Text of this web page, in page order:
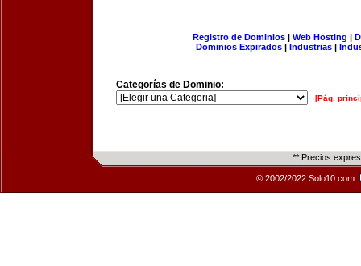
Registro de Dominios| Web Hosting |
Dominios Expirados | Industrias |
Categorías de Dominio:
[Pág.
** Precios
© 2002/2022 Solo10.com